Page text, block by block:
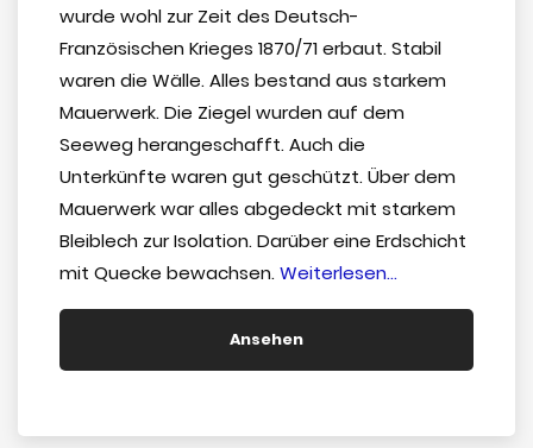
wurde wohl zur Zeit des Deutsch-
Französischen Krieges 1870/71 erbaut. Stabil
waren die Wälle. Alles bestand aus starkem
Mauerwerk. Die Ziegel wurden auf dem
Seeweg herangeschafft. Auch die
Unterkünfte waren gut geschützt. Über dem
Mauerwerk war alles abgedeckt mit starkem
Bleiblech zur Isolation. Darüber eine Erdschicht
mit Quecke bewachsen. Weiterlesen…
Heidberg”
Ansehen